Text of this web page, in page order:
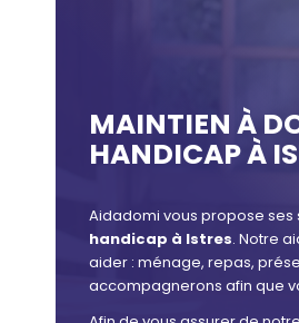
MAINTIEN À
HANDICAP À
Aidadomi vous propose ses
handicap à Istres. Notre
aider : ménage, repas,
accompagnerons afin que